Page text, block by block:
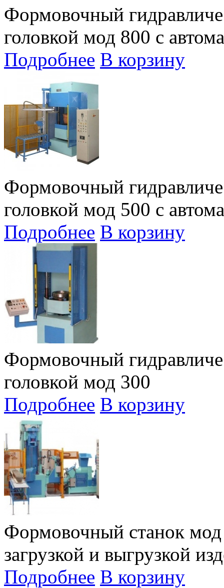
Формовочный
головкой мод 800 с
Подробнее В корзину
Формовочный
головкой мод 500 c
Подробнее В корзину
Формовочный
головкой мод 300
Подробнее В корзину
Формовочный станок мод
загрузкой и выгрузкой
Подробнее В корзину